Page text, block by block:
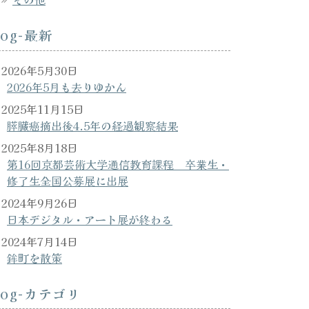
最新
2026年5月も去りゆかん
2026年5月30日
膵臓癌摘出後4.5年の経過観察結果
2025年11月15日
第16回京都芸術大学通信教育課程 卒業生・
修了生全国公募展に出展
2025年8月18日
日本デジタル・アート展が終わる
2024年9月26日
鉾町を散策
2024年7月14日
カテゴリ